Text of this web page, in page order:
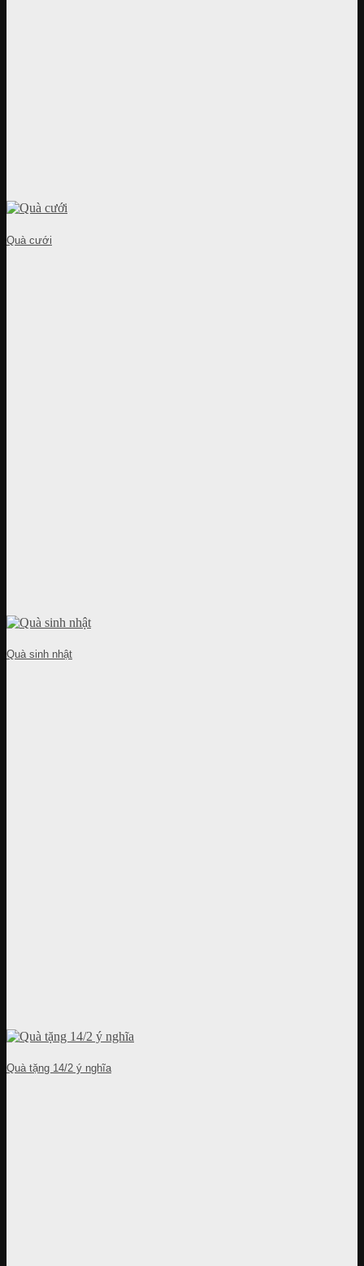
Quà cưới
Quà sinh nhật
Quà tặng 14/2 ý nghĩa